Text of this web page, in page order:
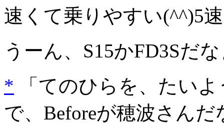
速くて乗りやすい(^^)5
うーん、S15かFD3Sだ
* 「てのひらを、たい
で、Beforeが穂波さん